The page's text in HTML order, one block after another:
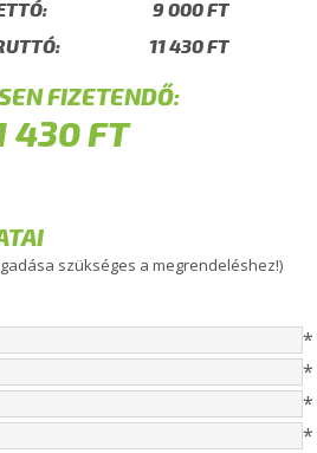
FIZETENDŐ:
szükséges a megrendeléshez!)
*
*
*
*